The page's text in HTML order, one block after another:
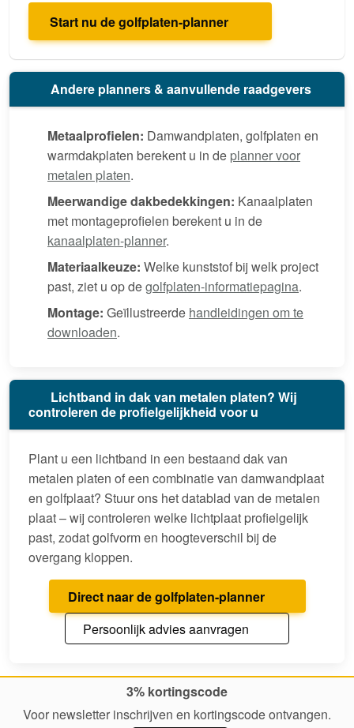
Start nu de golfplaten-planner
Andere planners & aanvullende raadgevers
Metaalprofielen: Damwandplaten, golfplaten en
warmdakplaten berekent u in de planner voor
metalen platen.
Meerwandige dakbedekkingen: Kanaalplaten
met montageprofielen berekent u in de
kanaalplaten-planner.
Materiaalkeuze: Welke kunststof bij welk project
past, ziet u op degolfplaten-informatiepagina.
Montage: Geïllustreerde handleidingen om te
downloaden.
Lichtband in dak van metalen platen? Wij
controleren de profielgelijkheid voor u
Plant u een lichtband in een bestaand dak van
metalen platen of een combinatie van damwandplaat
en golfplaat? Stuur ons het datablad van de metalen
plaat – wij controleren welke lichtplaat profielgelijk
past, zodat golfvorm en hoogteverschil bij de
overgang kloppen.
Direct naar de golfplaten-planner
Persoonlijk advies aanvragen
3% kortingscode
Voor newsletter inschrijven en kortingscode ontvangen.